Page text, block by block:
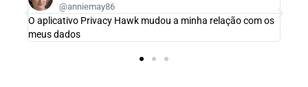
@anniemay86
O aplicativo Privacy Hawk mudou a minha relação com os
meus dados